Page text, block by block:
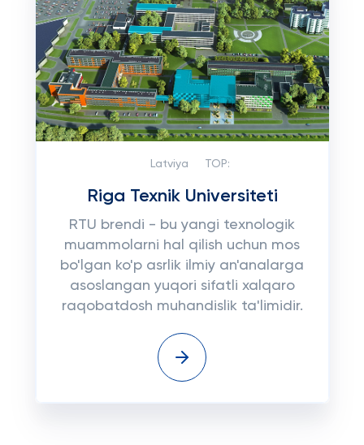
Latviya TOP:
Riga Texnik Universiteti
RTU brendi - bu yangi texnologik
muammolarni hal qilish uchun mos
bo'lgan ko'p asrlik ilmiy an'analarga
asoslangan yuqori sifatli xalqaro
raqobatdosh muhandislik ta'limidir.